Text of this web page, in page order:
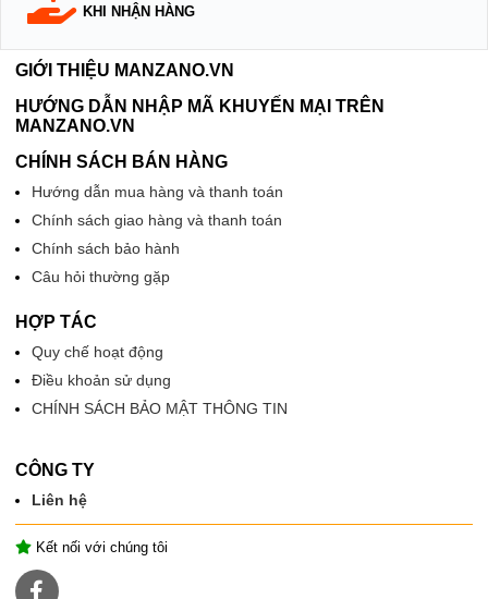
KHI NHẬN HÀNG
GIỚI THIỆU MANZANO.VN
HƯỚNG DẪN NHẬP MÃ KHUYẾN MẠI TRÊN
MANZANO.VN
CHÍNH SÁCH BÁN HÀNG
Hướng dẫn mua hàng và thanh toán
Chính sách giao hàng và thanh toán
Chính sách bảo hành
Câu hỏi thường gặp
HỢP TÁC
Quy chế hoạt động
Điều khoản sử dụng
CHÍNH SÁCH BẢO MẬT THÔNG TIN
CÔNG TY
Liên hệ
Kết nối với chúng tôi